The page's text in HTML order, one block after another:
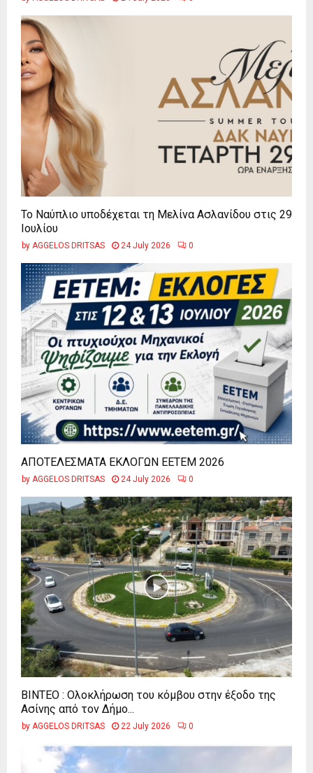
Το Ναύπλιο υποδέχεται τη Μελίνα Ασλανίδου στις 29
Ιουλίου
by AGGELOS DRITSAS 24 July 2026 0
ΑΠΟΤΕΛΕΣΜΑΤΑ ΕΚΛΟΓΩΝ ΕΕΤΕΜ 2026
by AGGELOS DRITSAS 24 July 2026 0
ΒΙΝΤΕΟ : Ολοκλήρωση του κόμβου στην έξοδο της
Ασίνης από τον Δήμο...
by AGGELOS DRITSAS 22 July 2026 0